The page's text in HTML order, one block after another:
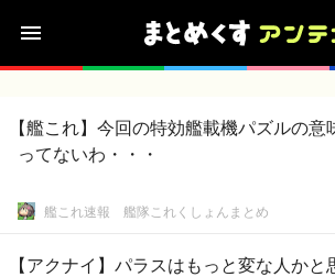
【艦これ】今回の特効艦載機パズルの
ってないわ・・・
艦これ速報 艦隊これくしょんまとめ
【アクナイ】パラスはもっと変な人か